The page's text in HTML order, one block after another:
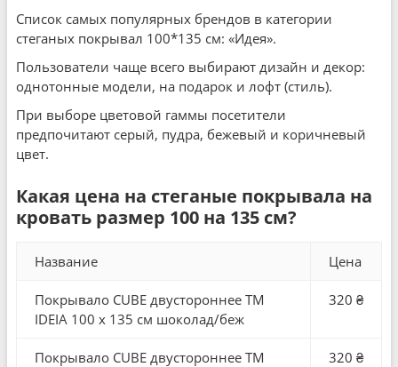
Список самых популярных брендов в категории
стеганых покрывал 100*135 см: «Идея».
Пользователи чаще всего выбирают дизайн и декор:
однотонные модели, на подарок и лофт (стиль).
При выборе цветовой гаммы посетители
предпочитают серый, пудра, бежевый и коричневый
цвет.
Какая цена на стеганые покрывала на
кровать размер 100 на 135 см?
Название Цена
Покрывало CUBE двустороннее TM
IDEIA 100 x 135 см шоколад/беж
320 ₴
Покрывало CUBE двустороннее TM
320 ₴